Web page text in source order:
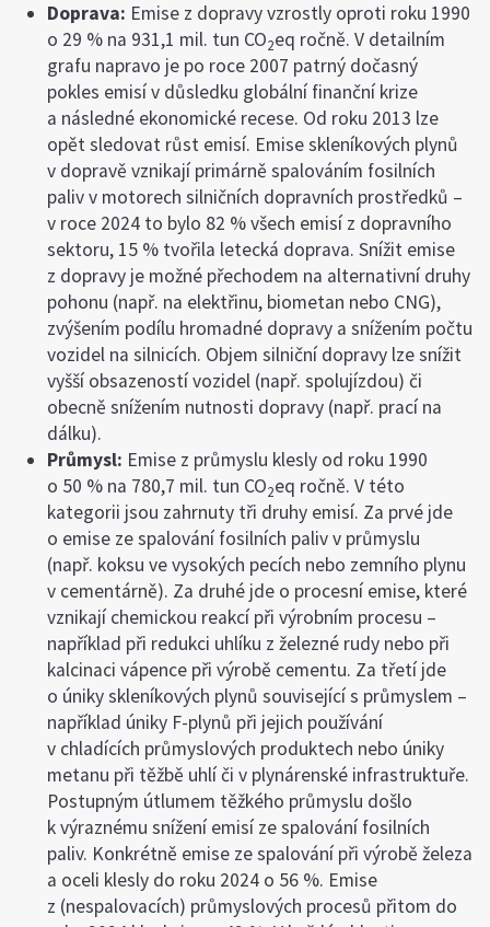
Doprava: Emise z dopravy vzrostly oproti roku 1990
o 29 % na 931,1 mil. tun CO2eq ročně. V detailním
grafu napravo je po roce 2007 patrný dočasný
pokles emisí v důsledku globální finanční krize
a následné ekonomické recese. Od roku 2013 lze
opět sledovat růst emisí. Emise skleníkových plynů
v dopravě vznikají primárně spalováním fosilních
paliv v motorech silničních dopravních prostředků –
v roce 2024 to bylo 82 % všech emisí z dopravního
sektoru, 15 % tvořila letecká doprava. Snížit emise
z dopravy je možné přechodem na alternativní druhy
pohonu (např. na elektřinu, biometan nebo CNG),
zvýšením podílu hromadné dopravy a snížením počtu
vozidel na silnicích. Objem silniční dopravy lze snížit
vyšší obsazeností vozidel (např. spolujízdou) či
obecně snížením nutnosti dopravy (např. prací na
dálku).
Průmysl: Emise z průmyslu klesly od roku 1990
o 50 % na 780,7 mil. tun CO2eq ročně. V této
kategorii jsou zahrnuty tři druhy emisí. Za prvé jde
o emise ze spalování fosilních paliv v průmyslu
(např. koksu ve vysokých pecích nebo zemního plynu
v cementárně). Za druhé jde o procesní emise, které
vznikají chemickou reakcí při výrobním procesu –
například při redukci uhlíku z železné rudy nebo při
kalcinaci vápence při výrobě cementu. Za třetí jde
o úniky skleníkových plynů související s průmyslem –
například úniky F-plynů při jejich používání
v chladících průmyslových produktech nebo úniky
metanu při těžbě uhlí či v plynárenské infrastruktuře.
Postupným útlumem těžkého průmyslu došlo
k výraznému snížení emisí ze spalování fosilních
paliv. Konkrétně emise ze spalování při výrobě železa
a oceli klesly do roku 2024 o 56 %. Emise
z (nespalovacích) průmyslových procesů přitom do